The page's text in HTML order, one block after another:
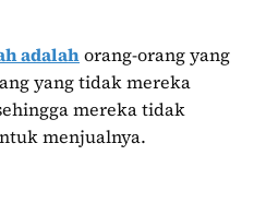
adalahorang-orang yang
yang tidak mereka
mereka tidak
menjualnya.